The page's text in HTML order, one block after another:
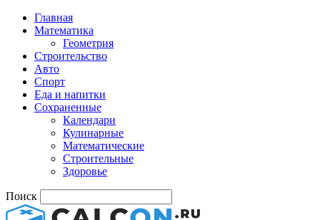
Главная
Математика
Геометрия
Строительство
Авто
Спорт
Еда и напитки
Сохраненные
Календари
Кулинарные
Математические
Строительные
Здоровье
Поиск